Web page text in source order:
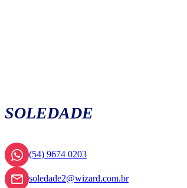
SOLEDADE
(54) 9674 0203
soledade2@wizard.com.br